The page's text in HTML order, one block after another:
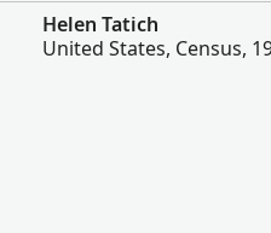
Helen Tatich
United States, Census,